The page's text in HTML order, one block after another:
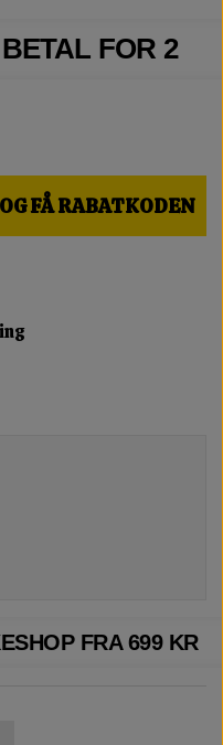
FOR 2
FÅ RABATKODEN
FRA 699 KR